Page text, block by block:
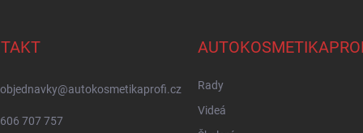
objednavky@autokosmetikaprofi.cz
606 707 757
Rady
Videá